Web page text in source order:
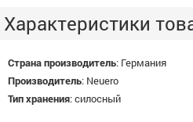
Характеристики
Страна производитель: Германия
Производитель: Neuero
Тип хранения:силосный